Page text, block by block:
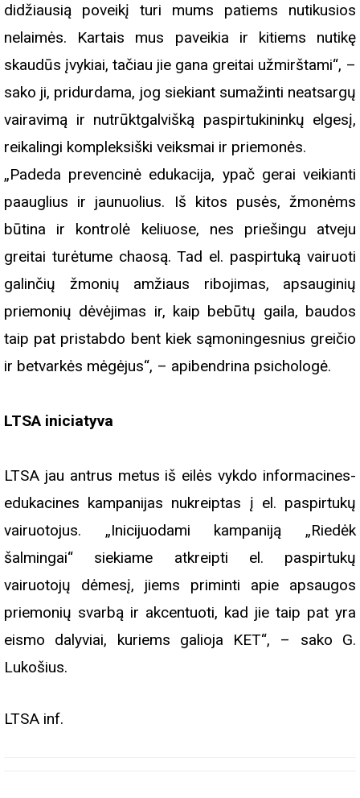
didžiausią poveikį turi mums patiems nutikusios
nelaimės. Kartais mus paveikia ir kitiems nutikę
skaudūs įvykiai, tačiau jie gana greitai užmirštami“, –
sako ji, pridurdama, jog siekiant sumažinti neatsargų
vairavimą ir nutrūktgalvišką paspirtukininkų elgesį,
reikalingi kompleksiški veiksmai ir priemonės.
„Padeda prevencinė edukacija, ypač gerai veikianti
paauglius ir jaunuolius. Iš kitos pusės, žmonėms
būtina ir kontrolė keliuose, nes priešingu atveju
greitai turėtume chaosą. Tad el. paspirtuką vairuoti
galinčių žmonių amžiaus ribojimas, apsauginių
priemonių dėvėjimas ir, kaip bebūtų gaila, baudos
taip pat pristabdo bent kiek sąmoningesnius greičio
ir betvarkės mėgėjus“, – apibendrina psichologė.
LTSA iniciatyva
LTSA jau antrus metus iš eilės vykdo informacines-
edukacines kampanijas nukreiptas į el. paspirtukų
vairuotojus. „Inicijuodami kampaniją „Riedėk
šalmingai“ siekiame atkreipti el. paspirtukų
vairuotojų dėmesį, jiems priminti apie apsaugos
priemonių svarbą ir akcentuoti, kad jie taip pat yra
eismo dalyviai, kuriems galioja KET“, – sako G.
Lukošius.
LTSA inf.